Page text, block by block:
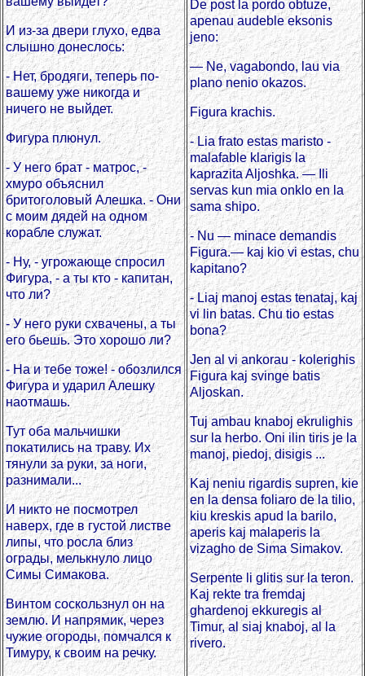
И из-за двери глухо, едва
слышно донеслось:
- Нет, бродяги, теперь по-
вашему уже никогда и
ничего не выйдет.
Фигура плюнул.
- У него брат - матрос, -
хмуро объяснил
бритоголовый Алешка. - Они
с моим дядей на одном
корабле служат.
- Ну, - угрожающе спросил
Фигура, - а ты кто - капитан,
что ли?
- У него руки схвачены, а ты
его бьешь. Это хорошо ли?
- На и тебе тоже! - обозлился
Фигура и ударил Алешку
наотмашь.
Тут оба мальчишки
покатились на траву. Их
тянули за руки, за ноги,
разнимали...
И никто не посмотрел
наверх, где в густой листве
липы, что росла близ
ограды, мелькнуло лицо
Симы Симакова.
Винтом соскользнул он на
землю. И напрямик, через
чужие огороды, помчался к
Тимуру, к своим на речку.
De post la pordo obtuze,
apenau audeble eksonis
jeno:
— Ne, vagabondo, lau via
plano nenio okazos.
Figura krachis.
- Lia frato estas maristo -
malafable klarigis la
kaprazita Aljoshka. — Ili
servas kun mia onklo en la
sama shipo.
- Nu — minace demandis
Figura.— kaj kio vi estas, chu
kapitano?
- Liaj manoj estas tenataj, kaj
vi lin batas. Chu tio estas
bona?
Jen al vi ankorau - kolerighis
Figura kaj svinge batis
Aljoskan.
Tuj ambau knaboj ekrulighis
sur la herbo. Oni ilin tiris je la
manoj, piedoj, disigis ...
Kaj neniu rigardis supren, kie
en la densa foliaro de la tilio,
kiu kreskis apud la barilo,
aperis kaj malaperis la
vizagho de Sima Simakov.
Serpente li glitis sur la teron.
Kaj rekte tra fremdaj
ghardenoj ekkuregis al
Timur, al siaj knaboj, al la
rivero.